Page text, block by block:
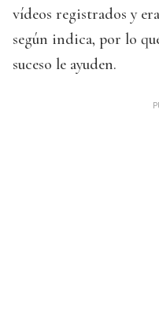
vídeos registrados y
según indica, por lo
suceso le ayuden.